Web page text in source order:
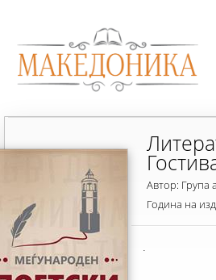
Автор: Група
Година на
.